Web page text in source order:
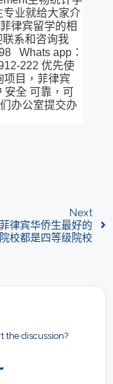
业就给大家介
律宾留学的相
系和咨询我
Whats app：
222 优先使
项目，菲律宾
安全 可靠，可
办公室提交办
Next
律宾华侨生最好的
院校都是四等级院校
the discussion?